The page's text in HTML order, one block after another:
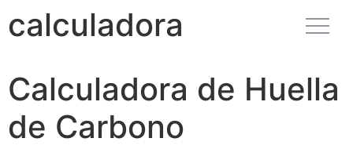
calculadora
Calculadora de Huella
de Carbono